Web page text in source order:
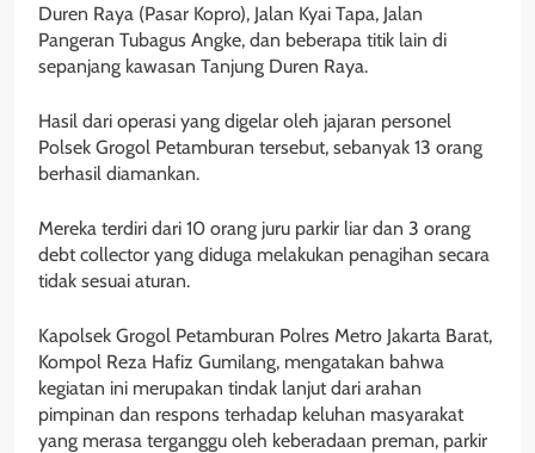
Duren Raya (Pasar Kopro), Jalan Kyai Tapa, Jalan
Pangeran Tubagus Angke, dan beberapa titik lain di
sepanjang kawasan Tanjung Duren Raya.
Hasil dari operasi yang digelar oleh jajaran personel
Polsek Grogol Petamburan tersebut, sebanyak 13 orang
berhasil diamankan.
Mereka terdiri dari 10 orang juru parkir liar dan 3 orang
debt collector yang diduga melakukan penagihan secara
tidak sesuai aturan.
Kapolsek Grogol Petamburan Polres Metro Jakarta Barat,
Kompol Reza Hafiz Gumilang, mengatakan bahwa
kegiatan ini merupakan tindak lanjut dari arahan
pimpinan dan respons terhadap keluhan masyarakat
yang merasa terganggu oleh keberadaan preman, parkir